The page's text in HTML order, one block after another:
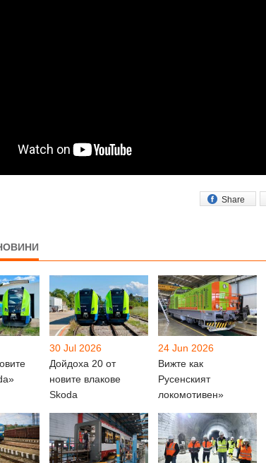
Share
30 Jul 2026
Дойдоха 20 от
новите влакове
Skoda
24 Jun 2026
Вижте как
Русенският
локомотивен»